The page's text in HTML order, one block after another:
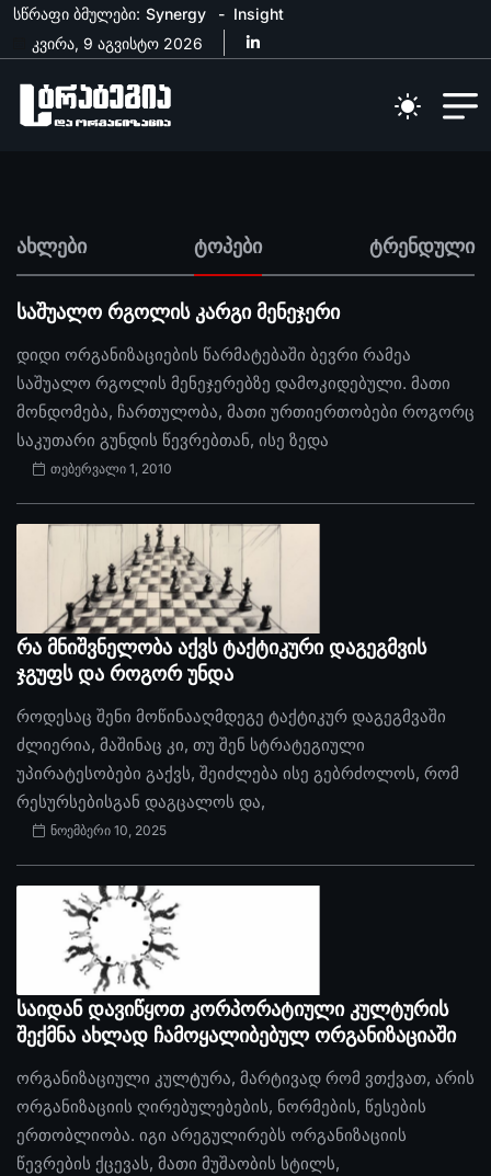
სწრაფი ბმულები: Synergy
Insight
კვირა, 9 აგვისტო 2026
ახლები ტოპები ტრენდული
საშუალო რგოლის კარგი მენეჯერი
დიდი ორგანიზაციების წარმატებაში ბევრი რამეა
საშუალო რგოლის მენეჯერებზე დამოკიდებული. მათი
მონდომება, ჩართულობა, მათი ურთიერთობები როგორც
საკუთარი გუნდის წევრებთან, ისე ზედა
თებერვალი 1, 2010
რა მნიშვნელობა აქვს ტაქტიკური დაგეგმვის
ჯგუფს და როგორ უნდა
როდესაც შენი მოწინააღმდეგე ტაქტიკურ დაგეგმვაში
ძლიერია, მაშინაც კი, თუ შენ სტრატეგიული
უპირატესობები გაქვს, შეიძლება ისე გებრძოლოს, რომ
რესურსებისგან დაგცალოს და,
ნოემბერი 10, 2025
საიდან დავიწყოთ კორპორატიული კულტურის
შექმნა ახლად ჩამოყალიბებულ ორგანიზაციაში
ორგანიზაციული კულტურა, მარტივად რომ ვთქვათ, არის
ორგანიზაციის ღირებულებების, ნორმების, წესების
ერთობლიობა. იგი არეგულირებს ორგანიზაციის
წევრების ქცევას, მათი მუშაობის სტილს,